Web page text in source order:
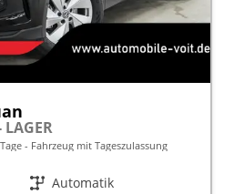
LAGER
Fahrzeug mit Tageszulassung
Getriebe Automatik